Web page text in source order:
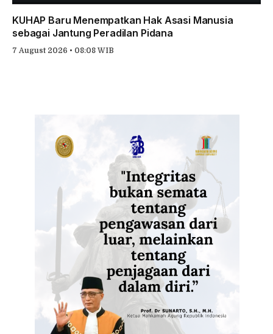
KUHAP Baru Menempatkan Hak Asasi Manusia
sebagai Jantung Peradilan Pidana
7 August 2026 • 08:08 WIB